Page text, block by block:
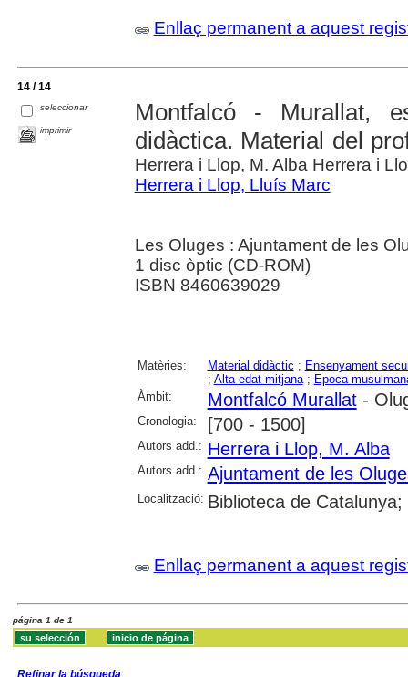
Enllaç permanent a aquest
14 / 14
seleccionar
imprimir
Montfalcó - Murallat,
didàctica. Material del
Herrera i Llop, M. Alba Herrera i
Herrera i Llop, Lluís Marc
Les Oluges : Ajuntament de les
1 disc òptic (CD-ROM)
ISBN 8460639029
Matèries: Material didàctic ; Ensenyament
; Alta edat mitjana; Epoca
Àmbit:
Montfalcó Murallat-
Cronologia: [700 - 1500]
Autors add.: Herrera i Llop, M. Alba
Autors add.: Ajuntament de les
Localització: Biblioteca de
Enllaç permanent a aquest
página 1 de 1
Refinar la búsqueda